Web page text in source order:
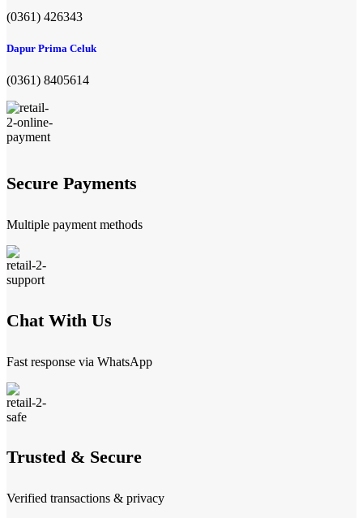
(0361) 426343
Dapur Prima Celuk
(0361) 8405614
Secure Payments
Multiple payment methods
Chat With Us
Fast response via WhatsApp
Trusted & Secure
Verified transactions & privacy